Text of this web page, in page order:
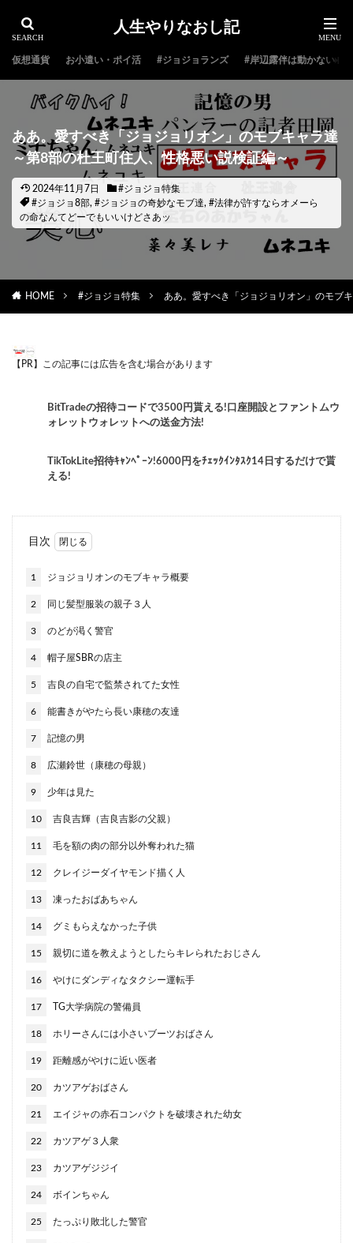
人生やりなおし記
仮想通貨 お小遣い・ポイ活 #ジョジョランズ #岸辺露伴は動かない
ああ。愛すべき「ジョジョリオン」のモブキャラ達
～第8部の杜王町住人、性格悪い説検証編～
2024年11月7日
#ジョジョ特集
#ジョジョ8部, #ジョジョの奇妙なモブ達, #法律が許すならオメーら
の命なんてどーでもいいけどさあッ
HOME #ジョジョ特集 ああ。愛すべき「ジョジョリオン」のモブ
【PR】この記事には広告を含む場合があります
BitTradeの招待コードで3500円貰える!口座開設とファントムウ
ォレットウォレットへの送金方法!
TikTokLite招待ｷｬﾝﾍﾟｰﾝ!6000円をﾁｪｯｸｲﾝﾀｽｸ14日するだけで貰
える!
目次
1 ジョジョリオンのモブキャラ概要
2 同じ髪型服装の親子３人
3 のどが渇く警官
4 帽子屋SBRの店主
5 吉良の自宅で監禁されてた女性
6 能書きがやたら長い康穂の友達
7 記憶の男
8 広瀬鈴世（康穂の母親）
9 少年は見た
10 吉良吉輝（吉良吉影の父親）
11 毛を額の肉の部分以外奪われた猫
12 クレイジーダイヤモンド描く人
13 凍ったおばあちゃん
14 グミもらえなかった子供
15 親切に道を教えようとしたらキレられたおじさん
16 やけにダンディなタクシー運転手
17 TG大学病院の警備員
18 ホリーさんには小さいブーツおばさん
19 距離感がやけに近い医者
20 カツアゲおばさん
21 エイジャの赤石コンパクトを破壊された幼女
22 カツアゲ３人衆
23 カツアゲジジイ
24 ボインちゃん
25 たっぷり敗北した警官